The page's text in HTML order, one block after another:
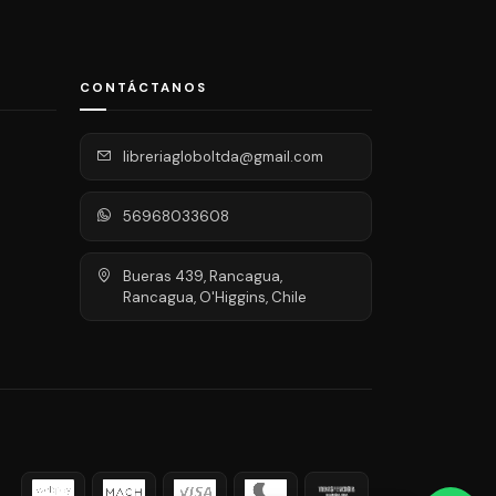
CONTÁCTANOS
libreriagloboltda@gmail.com
56968033608
Bueras 439, Rancagua,
Rancagua, O'Higgins, Chile